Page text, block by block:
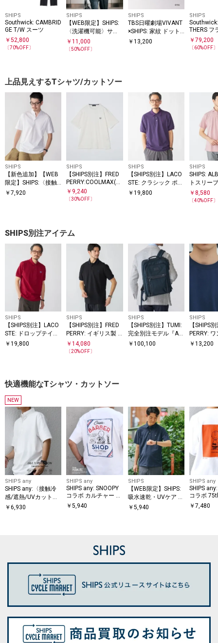
SHIPS
Southwick: CAMBRID
GE T/W スーツ
￥ 52,800
〔70%OFF〕
SHIPS
【WEB限定】SHIPS:
〈洗濯機可能〉サテ
ンストレッチ セット
アップ
￥11,000
〔50%OFF〕
SHIPS
TBS日曜劇場VIVANT
×SHIPS: 家紋 ドット
シルク ネクタイ
￥ 13,200
SHIPS
THERS フ
B スーツ
￥79,200
〔60%OFF〕
上品見えするTシャツ/カットソー
SHIPS
【新色追加】【WEB
限定】SHIPS:〈接触
冷感〉アイスタッチ
￥ 7,920
SHIPS
【SHIPS別注】FRED
PERRY:COOLMAX(R)
鹿の子 ワンポイント
ロゴ Tシャツ 25SS
￥ 9,240
〔30%OFF〕
SHIPS
【SHIPS別注】LACO
STE: クラシック ポロ
シャツ
￥ 19,800
SHIPS
SHIPS:
トスリー
ツ
￥8,580
〔40%OFF〕
SHIPS別注アイテム
SHIPS
【SHIPS別注】LACO
STE: ドロップテイル
ポロシャツ
￥ 19,800
SHIPS
【SHIPS別注】FRED
PERRY: イギリス製 M
2 シングルライン ポ
ロシャツ 25SS
￥14,080
〔20%OFF〕
SHIPS
【SHIPS別注】TUMI:
完全別注モデル『AL
PHA 3』ミッド 3WAY
￥ 100,100
SHIPS
【SHIPS
PERRY:
ロゴ ピケ
￥13,200
快適機能なTシャツ・カットソー
NEW
SHIPS any
SHIPS any:〈接触冷
感/遮熱/UVカット機
能等〉サマーファン
￥ 6,930
SHIPS any
SHIPS any: SNOOPY
コラボ カルチャー グ
ラフィック バック プ
￥5,940
SHIPS
【WEB限定】SHIPS:
吸水速乾・UVケア Dr
ymix（R）ワンポイ
￥ 5,940
SHIPS any
SHIPS
コラボ
ック プリ
￥7,480